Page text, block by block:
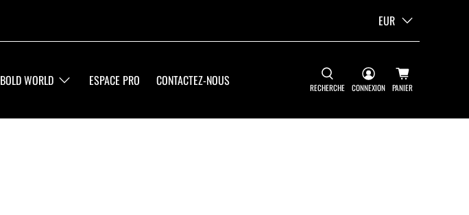
EUR
BOLD WORLD ESPACE PRO CONTACTEZ-NOUS RECHERCHE CONNEXION PANIER